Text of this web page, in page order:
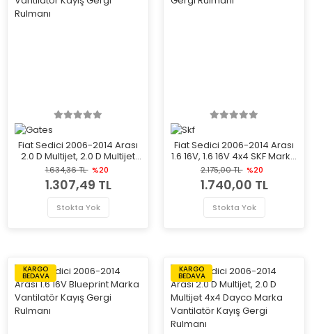
Fiat Sedici 2006-2014 Arası
2.0 D Multijet, 2.0 D Multijet
4x4 Gates Marka Vantilatör
Kayış Gergi Rulmanı
1.634,36 TL %20
1.307,49 TL
Stokta Yok
Fiat Sedici 2006-2014 Arası
1.6 16V, 1.6 16V 4x4 SKF Marka
Vantilatör Kayış Gergi
Rulmanı
2.175,00 TL %20
1.740,00 TL
Stokta Yok
KARGO
BEDAVA
KARGO
BEDAVA